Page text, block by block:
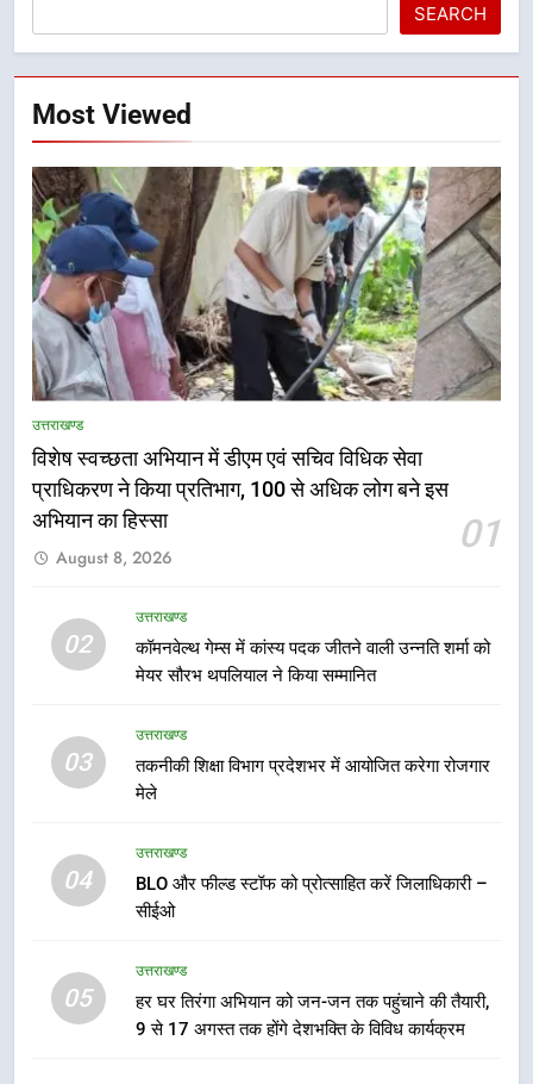
SEARCH
Most Viewed
उत्तराखण्ड
विशेष स्वच्छता अभियान में डीएम एवं सचिव विधिक सेवा
प्राधिकरण ने किया प्रतिभाग, 100 से अधिक लोग बने इस
अभियान का हिस्सा
01
August 8, 2026
02
उत्तराखण्ड
कॉमनवेल्थ गेम्स में कांस्य पदक जीतने वाली उन्नति शर्मा को
मेयर सौरभ थपलियाल ने किया सम्मानित
03
उत्तराखण्ड
तकनीकी शिक्षा विभाग प्रदेशभर में आयोजित करेगा रोजगार
मेले
04
उत्तराखण्ड
BLO और फील्ड स्टॉफ को प्रोत्साहित करें जिलाधिकारी –
सीईओ
05
उत्तराखण्ड
हर घर तिरंगा अभियान को जन-जन तक पहुंचाने की तैयारी,
9 से 17 अगस्त तक होंगे देशभक्ति के विविध कार्यक्रम
5
उत्तराखण्ड
मुख्यमंत्री ने तीलू रौतेली एवं आंगनबाड़ी
कार्यकत्री पुरस्कार से मातृशक्ति को किया
8
खेल महाकुंभ 2026ः 01 सितंबर से सजेगा